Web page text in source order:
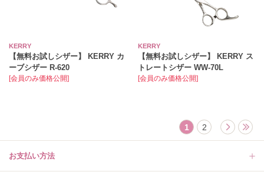
KERRY
【無料お試しシザー】 KERRY カ
ーブシザー R-620
[会員のみ価格公開]
KERRY
【無料お試しシザー】 KERRY ス
トレートシザー WW-70L
[会員のみ価格公開]
1 2
お支払い方法